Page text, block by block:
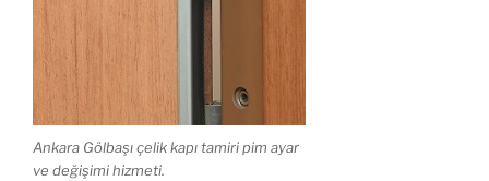
Ankara Gölbaşı çelik kapı tamiri pim ayar
ve değişimi hizmeti.